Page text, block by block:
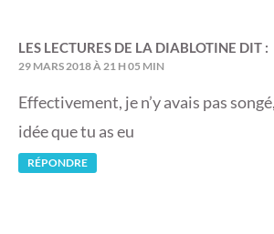
LES LECTURES DE LA DIABLOTINE DIT :
29 MARS 2018 À 21 H 05 MIN
Effectivement, je n’y avais pas
idée que tu as eu
RÉPONDRE